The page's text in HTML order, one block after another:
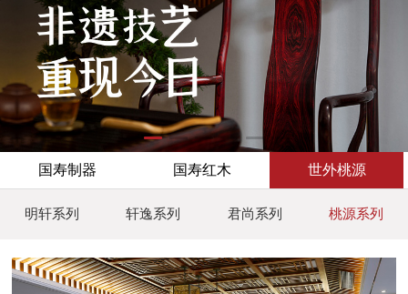
国寿制器 国寿红木 世外桃源
明轩系列 轩逸系列 君尚系列 桃源系列